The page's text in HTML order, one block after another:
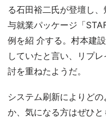
る石田裕二氏が登壇し
与就業パッケージ「
例を紹 介する。村本建
していたと言い、リプ
討を重ねたようだ。
システム刷新によりど
か、気になる方はぜひ